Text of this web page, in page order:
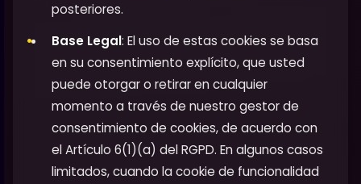
posteriores.
Base Legal: El uso de estas cookies se basa
en su consentimiento explícito, que usted
puede otorgar o retirar en cualquier
momento a través de nuestro gestor de
consentimiento de cookies, de acuerdo con
el Artículo 6(1)(a) del RGPD. En algunos casos
limitados, cuando la cookie de funcionalidad